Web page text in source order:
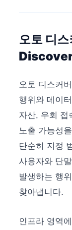
오토 디
오토 디스커
행위와 데이
자산, 우회 접
노출 가능성
단순히 지정
사용자와 단
발생하는 행
찾아냅니다.
인프라 영역